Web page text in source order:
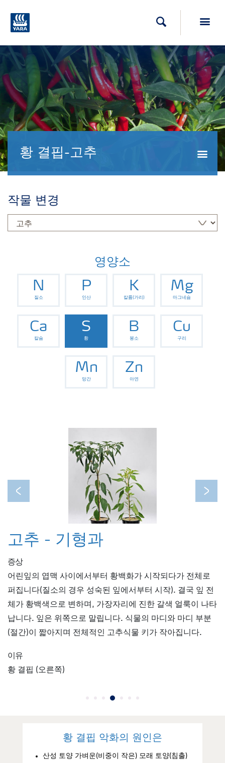
검색
황 결핍-고추
작물 변경
영양소
N
질소
P
인산
K
칼륨(가리)
Mg
마그네슘
Ca
칼슘
S
황
B
붕소
Cu
구리
Mn
망간
Zn
아연
Previous Next
고추 - 기형과
증상
어린잎의 엽맥 사이에서부터 황백화가 시작되다가 전체로
퍼집니다(질소의 경우 성숙된 잎에서부터 시작). 결국 잎 전
체가 황백색으로 변하며, 가장자리에 진한 갈색 얼룩이 나타
납니다. 잎은 위쪽으로 말립니다. 식물의 마디와 마디 부분
(절간)이 짧아지며 전체적인 고추식물 키가 작아집니다.
이유
황 결핍 (오른쪽)
황 결핍 악화의 원인은
산성 토양 가벼운(비중이 작은) 모래 토양(침출)